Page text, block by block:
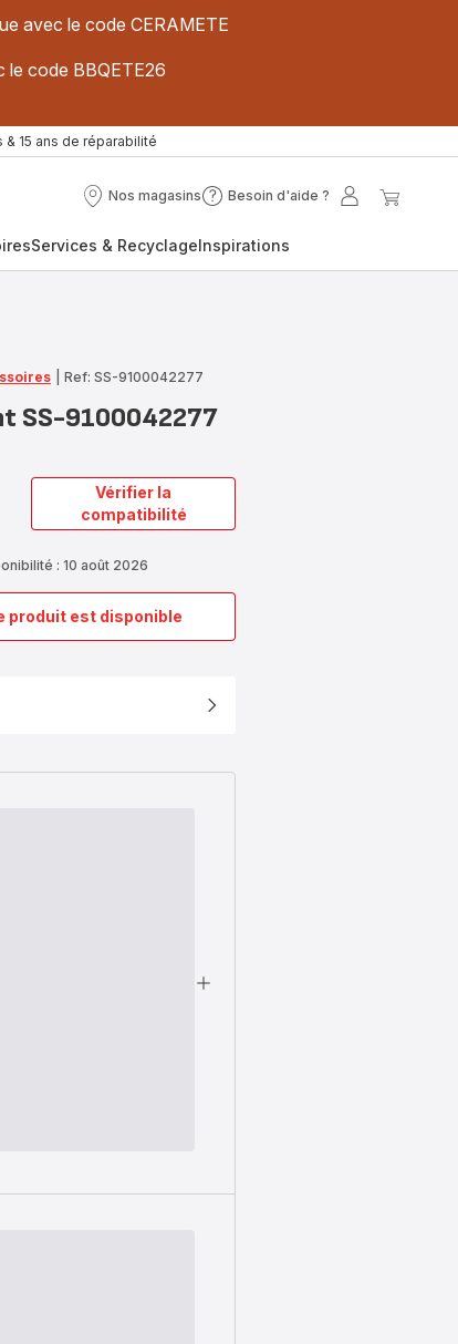
avec le code CERAMETE
le code BBQETE26
& 15 ans de réparabilité
Nos magasins
Nos
Besoin d'aide ?
Besoin
?
Mon
Services & RecyclageInspirations
Ref: SS-9100042277
SS-9100042277
Vérifier la
compatibilité
: 10 août 2026
produit est disponible